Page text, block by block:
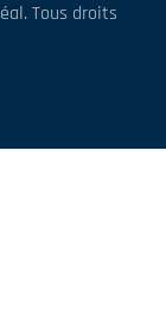
Tous droits